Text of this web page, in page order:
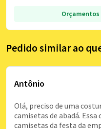
Pedido similar ao
Antônio
Olá, preciso de uma
camisetas de abadá.
camisetas da festa da